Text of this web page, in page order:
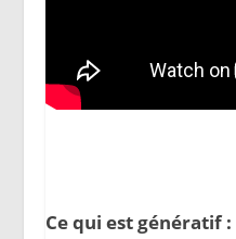
Ce qui est génératif :